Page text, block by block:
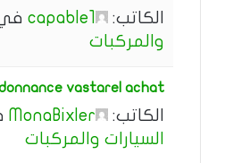
الكاتب: capable1
والمركبات
vastarel achat
الكاتب: MonaBixler
السيارات والمركبات